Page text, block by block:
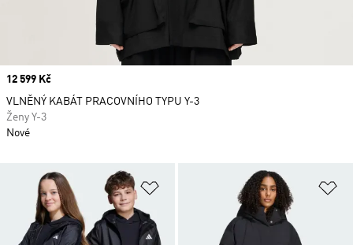
Přidat do seznamu přání
Price
12 599 Kč
VLNĚNÝ KABÁT PRACOVNÍHO TYPU Y-3
Ženy Y-3
Nové